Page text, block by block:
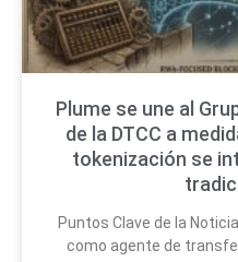
Plume se une al
de la DTCC a
tokenización se
Puntos Clave de la
como agente de